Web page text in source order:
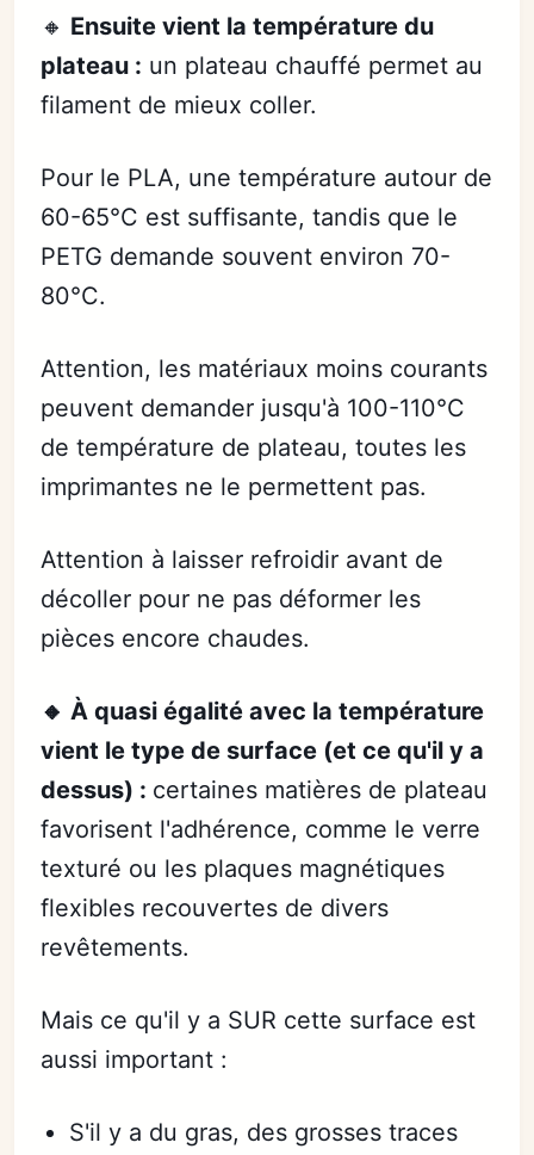
🔸 Ensuite vient la température du
plateau : un plateau chauffé permet au
filament de mieux coller.
Pour le PLA, une température autour de
60-65°C est suffisante, tandis que le
PETG demande souvent environ 70-
80°C.
Attention, les matériaux moins courants
peuvent demander jusqu'à 100-110°C
de température de plateau, toutes les
imprimantes ne le permettent pas.
Attention à laisser refroidir avant de
décoller pour ne pas déformer les
pièces encore chaudes.
🔸 À quasi égalité avec la température
vient le type de surface (et ce qu'il y a
dessus) : certaines matières de plateau
favorisent l'adhérence, comme le verre
texturé ou les plaques magnétiques
flexibles recouvertes de divers
revêtements.
Mais ce qu'il y a SUR cette surface est
aussi important :
S'il y a du gras, des grosses traces